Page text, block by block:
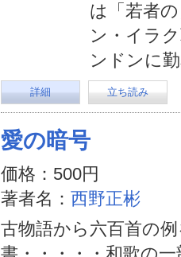
は「若者
ン・イラ
ンドンに
詳細 立ち読み
愛の暗号
価格：500円
著者名： 西野正彬
古物語から六百首の